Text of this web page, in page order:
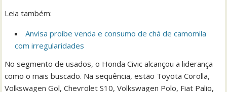
Leia também:
Anvisa proíbe venda e consumo de chá de camomila
com irregularidades
No segmento de usados, o Honda Civic alcançou a liderança
como o mais buscado. Na sequência, estão Toyota Corolla,
Volkswagen Gol, Chevrolet S10, Volkswagen Polo, Fiat Palio,